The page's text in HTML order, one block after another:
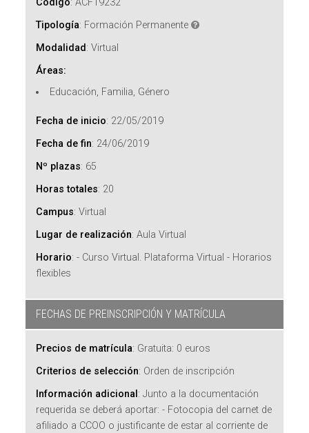
Código:ACF19232
Tipología: Formación Permanente
Modalidad:Virtual
Áreas:
Educación, Familia, Género
Fecha de inicio: 22/05/2019
Fecha de fin: 24/06/2019
Nº plazas: 65
Horas totales: 20
Campus:Virtual
Lugar de realización:Aula Virtual
Horario:- Curso Virtual. Plataforma Virtual - Horarios
flexibles
FECHAS DE PREINSCRIPCIÓN Y MATRÍCULA
Precios de matrícula: Gratuita: 0 euros
Criterios de selección: Orden de inscripción
Información adicional :Junto a la documentación
requerida se deberá aportar: - Fotocopia del carnet de
afiliado a CCOO o justificante de estar al corriente de